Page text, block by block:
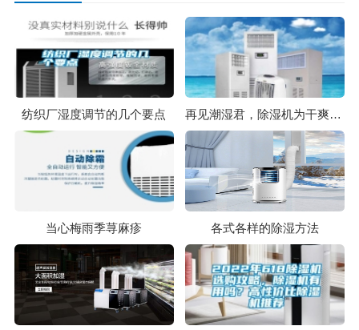
纺织厂湿度调节的几个要点 再见潮湿君，除湿机为干爽生活助力
当心梅雨季荨麻疹 各式各样的除湿方法